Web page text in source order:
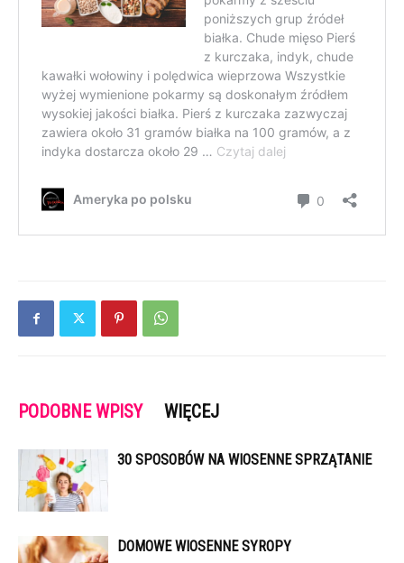
PODOBNE WPISY WIĘCEJ
30 SPOSOBÓW NA WIOSENNE SPRZĄTANIE
DOMOWE WIOSENNE SYROPY